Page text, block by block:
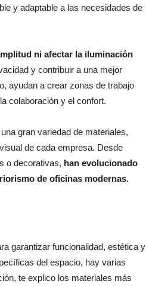
y adaptable a las necesidades de
ni afectar la iluminación
y contribuir a una mejor
ayudan a crear zonas de trabajo
colaboración y el confort.
gran variedad de materiales,
de cada empresa. Desde
o decorativas, han evolucionado
de oficinas modernas.
garantizar funcionalidad, estética y
del espacio, hay varias
te explico los materiales más